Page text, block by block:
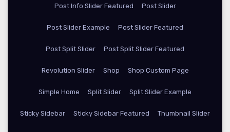
Post Info Slider Featured Post Slider
Post Slider Example Post Slider Featured
Post Split Slider Post Split Slider Featured
Revolution Slider Shop Shop Custom Page
Simple Home Split Slider Split Slider Example
Sticky Sidebar Sticky Sidebar Featured Thumbnail Slider